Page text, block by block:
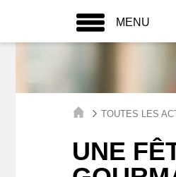
MENU
TOUTES LES
UNE